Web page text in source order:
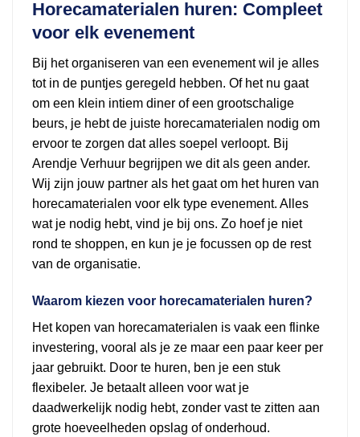
Horecamaterialen huren: Compleet
voor elk evenement
Bij het organiseren van een evenement wil je alles
tot in de puntjes geregeld hebben. Of het nu gaat
om een klein intiem diner of een grootschalige
beurs, je hebt de juiste horecamaterialen nodig om
ervoor te zorgen dat alles soepel verloopt. Bij
Arendje Verhuur begrijpen we dit als geen ander.
Wij zijn jouw partner als het gaat om het huren van
horecamaterialen voor elk type evenement. Alles
wat je nodig hebt, vind je bij ons. Zo hoef je niet
rond te shoppen, en kun je je focussen op de rest
van de organisatie.
Waarom kiezen voor horecamaterialen huren?
Het kopen van horecamaterialen is vaak een flinke
investering, vooral als je ze maar een paar keer per
jaar gebruikt. Door te huren, ben je een stuk
flexibeler. Je betaalt alleen voor wat je
daadwerkelijk nodig hebt, zonder vast te zitten aan
grote hoeveelheden opslag of onderhoud.